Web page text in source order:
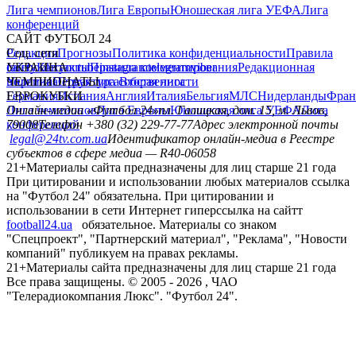
Лига чемпионовЛига ЕвропыЮношеская лига УЕФАЛига
конференций
САЙТ ФУТБОЛ 24
РедакцияПрогнозыПолитика конфиденциальностиПравила
сайтуКонтактыПравила комментированияРедакционная
политикаСтруктура собственности
Соц. сети
facebookxyoutubeinstagramtelegramviber
УКРАИНА
УкраинаПервая лигаВторая лига
ЧЕМПИОНАТЫ
ГерманияИспанияАнглияИталияБельгияМЛСНидерланды
ЕВРОКУБКИ
Лига чемпионовЛига ЕвропыЮношеская лига УЕФАЛига
конференций
Онлайн-медиа «Футбол 24»пл. Галицкая, дом. 15, м. Львов,
79008Телефон +380 (32) 229-77-77Адрес электронной почты
legal@24tv.com.uaИдентификатор онлайн-медиа в Реестре
субъектов в сфере медиа — R40-06058
21+Материалы сайта предназначены для лиц старше 21 года
При цитировании и использовании любых материалов ссылка
на "Футбол 24" обязательна. При цитировании и
использовании в сети Интернет гиперссылка на сайтт
football24.ua
обязательное. Материалы со знаком
"Спецпроект", "Партнерский материал", "Реклама", "Новости
компаний" публикуем на правах рекламы.
21+Материалы сайта предназначены для лиц старше 21 года
Все права защищены. © 2005 - 2026 , ЧАО
"Телерадиокомпания Люкс". "Футбол 24".